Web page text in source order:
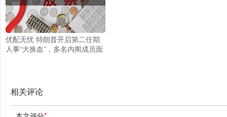
优配无忧 特朗普开启第二任期
人事“大换血”，多名内阁成员面
相关评论